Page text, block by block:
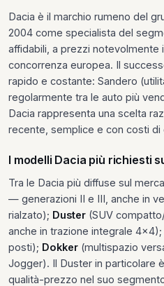
Dacia è il marchio rumeno del
2004 come specialista del
affidabili, a prezzi notevolmente
concorrenza europea. Il
rapido e costante: Sandero
regolarmente tra le auto più
Dacia rappresenta una scelta
recente, semplice e con costi di
I modelli Dacia più richiesti
Tra le Dacia più diffuse sul
— generazioni II e III, anche in
rialzato); Duster (SUV
anche in trazione integrale 4x4);
posti); Dokker (multispazio
Jogger). Il Duster in particolare
qualità-prezzo nel suo